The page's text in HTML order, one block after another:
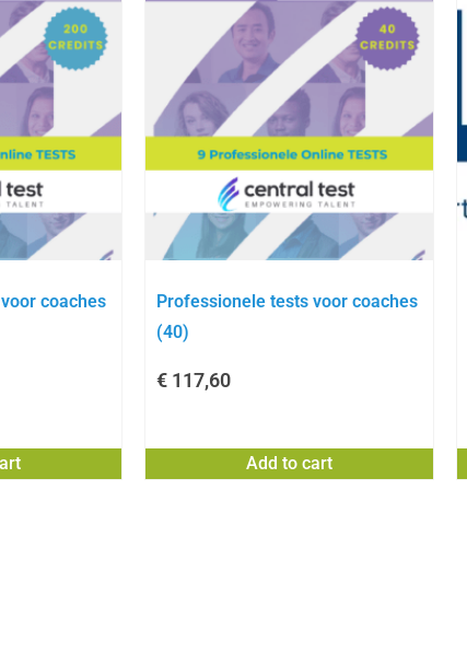
coaches
Professionele tests voor coaches
(40)
€ 117,60
Add to cart